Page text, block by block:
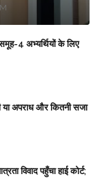
4 अभ्यर्थियों के लिए
या अपराध और कितनी सजा
विवाद पहुँचा हाई कोर्ट;